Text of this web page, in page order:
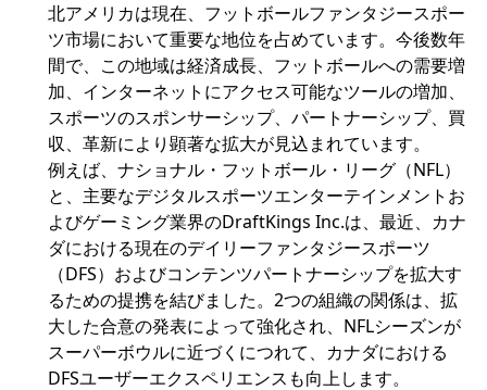
北アメリカは現在、フットボールファンタジースポー
ツ市場において重要な地位を占めています。今後数年
間で、この地域は経済成長、フットボールへの需要増
加、インターネットにアクセス可能なツールの増加、
スポーツのスポンサーシップ、パートナーシップ、買
収、革新により顕著な拡大が見込まれています。
例えば、ナショナル・フットボール・リーグ（NFL）
と、主要なデジタルスポーツエンターテインメントお
よびゲーミング業界のDraftKings Inc.は、最近、カナ
ダにおける現在のデイリーファンタジースポーツ
（DFS）およびコンテンツパートナーシップを拡大す
るための提携を結びました。2つの組織の関係は、拡
大した合意の発表によって強化され、NFLシーズンが
スーパーボウルに近づくにつれて、カナダにおける
DFSユーザーエクスペリエンスも向上します。